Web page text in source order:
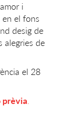
i
en el fons
desig de
alegries de
el 28
prèvia